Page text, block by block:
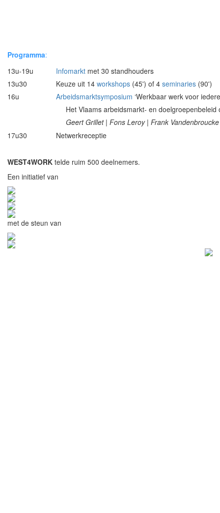
Programma:
13u-19u
Infomarkt met 30 standhouders
13u30
Keuze uit 14 workshops (45') of 4 seminaries (90')
16u
Arbeidsmarktsymposium ‘Werkbaar werk voor
Het Vlaams arbeidsmarkt- en doelgroepenbeleid
Geert Grillet | Fons Leroy | Frank
17u30
Netwerkreceptie
WEST4WORK telde ruim 500 deelnemers.
Een initiatief van
met de steun van